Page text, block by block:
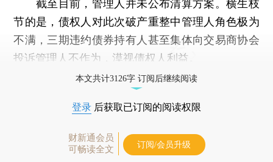
截至目前，管理人并未公布清算方案。横生枝
节的是，债权人对此次破产重整中管理人角色极为
不满，三期违约债券持有人甚至集体向交易商协会
投诉管理人不作为，漠视债权人利益。
本文共计3126字 订阅后继续阅读
登录 后获取已订阅的阅读权限
财新通会员
可畅读全文
订阅/会员升级